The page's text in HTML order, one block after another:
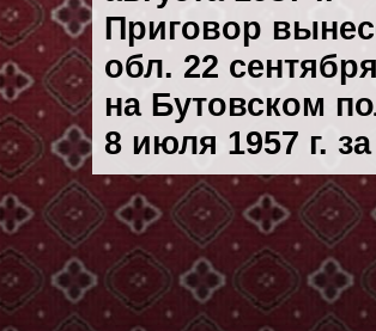
Приговор
обл. 22
на Бутовском
8 июля 1957 г.